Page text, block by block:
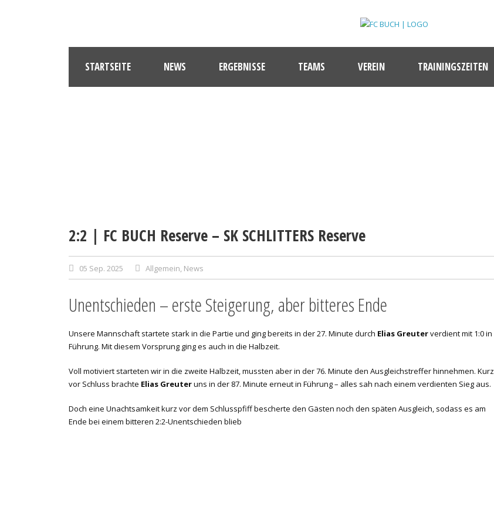
STARTSEITE NEWS ERGEBNISSE TEAMS VEREIN TRAININGSZEITEN
2:2 | FC BUCH Reserve – SK SCHLITTERS Reserve
05 Sep. 2025 Allgemein News
Unentschieden – erste Steigerung, aber bitteres Ende
Unsere Mannschaft startete stark in die Partie und ging bereits in der 27. Minute durch Elias Greuterverdient mit 1:0 in
Führung. Mit diesem Vorsprung ging es auch in die Halbzeit.
Voll motiviert starteten wir in die zweite Halbzeit, mussten aber in der 76. Minute den Ausgleichstreffer hinnehmen. Kurz
vor Schluss brachte Elias Greuteruns in der 87. Minute erneut in Führung – alles sah nach einem verdienten Sieg aus.
Doch eine Unachtsamkeit kurz vor dem Schlusspfiff bescherte den Gästen noch den späten Ausgleich, sodass es am
Ende bei einem bitteren 2:2-Unentschieden blieb